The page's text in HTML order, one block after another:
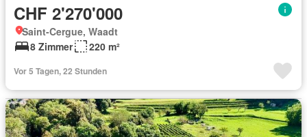
CHF 2'270'000
Saint-Cergue, Waadt
8 Zimmer
220 m²
Vor 5 Tagen, 22 Stunden